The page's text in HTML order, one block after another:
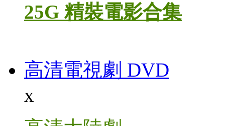
25G 精裝電影合集
高清電視劇 DVD
x